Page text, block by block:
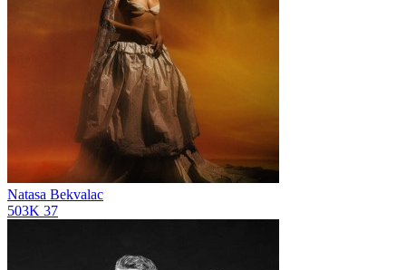
Natasa Bekvalac
503K 37